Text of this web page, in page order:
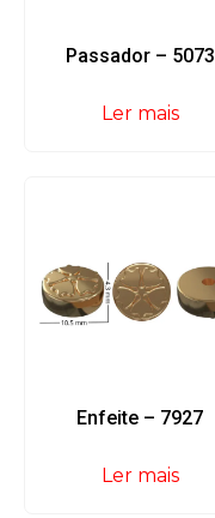
Passador – 5073
Ler mais
Enfeite – 7927
Ler mais